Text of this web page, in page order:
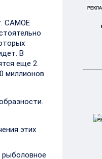
САМОЕ
В
еще 2.
миллионов
этих
рыболовное